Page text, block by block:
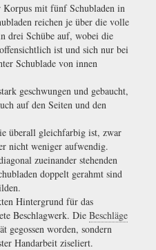
Korpus mit fünf Schubladen in
reichen je über die volle
drei Schübe auf, wobei die
ist und sich nur bei
Schublade von innen
geschwungen und gebaucht,
auf den Seiten und den
überall gleichfarbig ist, zwar
nicht weniger aufwendig.
zueinander stehenden
doppelt gerahmt sind
Hintergrund für das
Beschlagwerk. Die Beschläge
gegossen worden, sondern
Handarbeit ziseliert.